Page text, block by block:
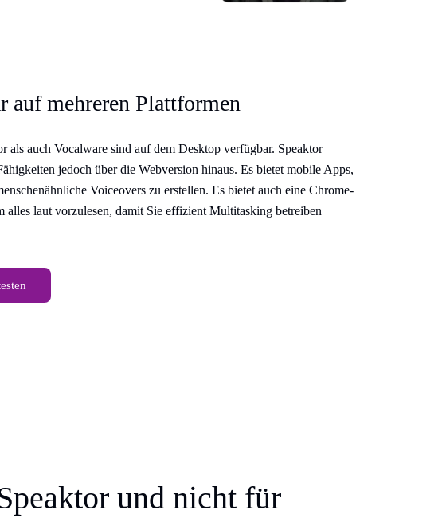
auf mehreren Plattformen
als auch Vocalware sind auf dem Desktop verfügbar. Speaktor
jedoch über die Webversion hinaus. Es bietet mobile Apps,
Voiceovers zu erstellen. Es bietet auch eine Chrome-
alles laut vorzulesen, damit Sie effizient Multitasking betreiben
und nicht für